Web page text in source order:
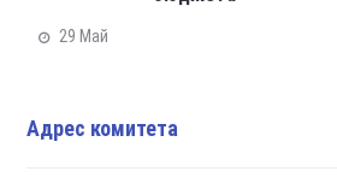
29 Май
Адрес комитета